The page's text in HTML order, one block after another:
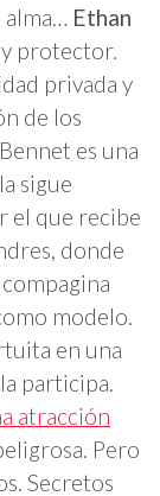
alma… Ethan
protector.
privada y
de los
es una
sigue
el que recibe
donde
modelo.
en una
participa.
atracción
Pero
Secretos